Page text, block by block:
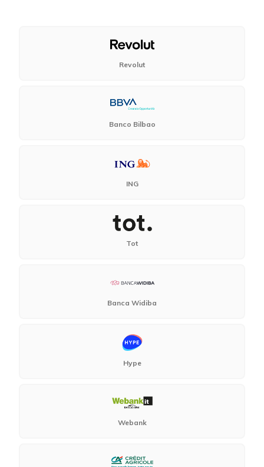
Revolut
Banco Bilbao
ING
Tot
Banca Widiba
Hype
Webank